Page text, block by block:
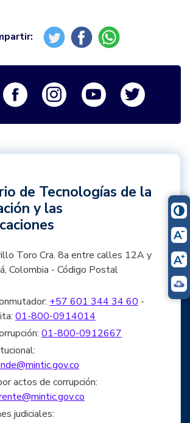
Logo FacebookLogo InstagramLogo Youtube
de Tecnologías de la
y las
Toro Cra. 8a entre calles 12A y
Colombia - Código Postal
+57 601 344 34 60 -
01-800-0914014
01-800-0912667
actos de corrupción:
judiciales: